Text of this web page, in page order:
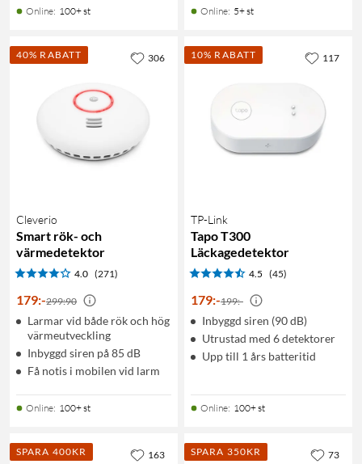
Online: 100+ st Online: 5+ st
40% RABATT
Cleverio
Smart rök- och
värmedetektor
4.0 (271)
179:-299:90
Larmar vid både rök och hög
värmeutveckling
Inbyggd siren på 85 dB
Få notis i mobilen vid larm
Online: 100+ st
306 10% RABATT
TP-Link
Tapo T300
Läckagedetektor
4.5 (45)
179:-199:-
Inbyggd siren (90 dB)
Utrustad med 6 detektorer
Upp till 1 års batteritid
Online: 100+ st
117
SPARA 400KR 163 SPARA 350KR 73